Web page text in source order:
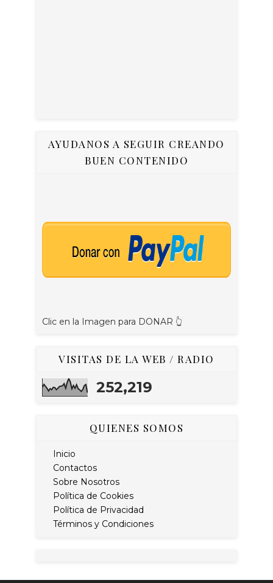
AYUDANOS A SEGUIR CREANDO
BUEN CONTENIDO
Clic en la Imagen para DONAR 👆
VISITAS DE LA WEB / RADIO
252,219
QUIENES SOMOS
Inicio
Contactos
Sobre Nosotros
Política de Cookies
Política de Privacidad
Términos y Condiciones